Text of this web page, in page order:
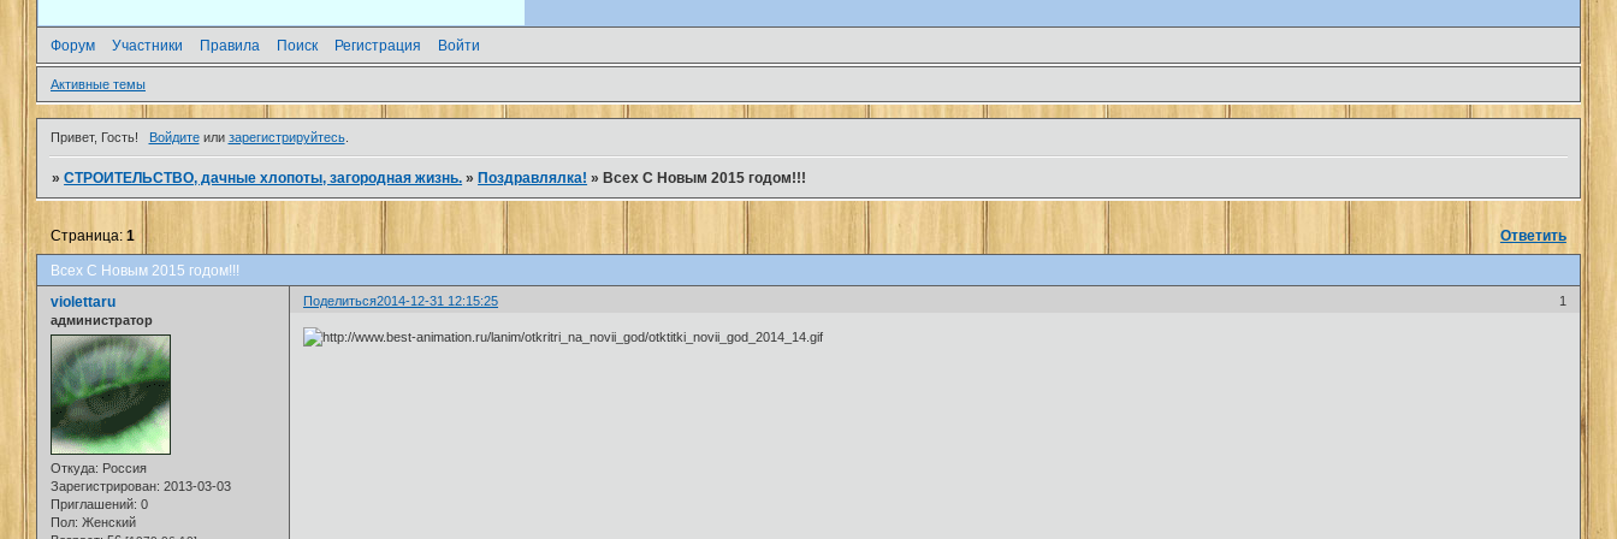
Форум Участники Правила Поиск Регистрация Войти
Активные темы
Привет, Гость! Войдитеили зарегистрируйтесь.
»СТРОИТЕЛЬСТВО, дачные хлопоты, загородная жизнь. »Поздравлялка! »Всех С Новым 2015 годом!!!
Всех С Новым 2015 годом!!!
Страница:1 Ответить
Поделиться 1
2014-12-31 12:15:25
violettaru
администратор
Откуда: Россия
Зарегистрирован: 2013-03-03
Приглашений: 0
Пол: Женский